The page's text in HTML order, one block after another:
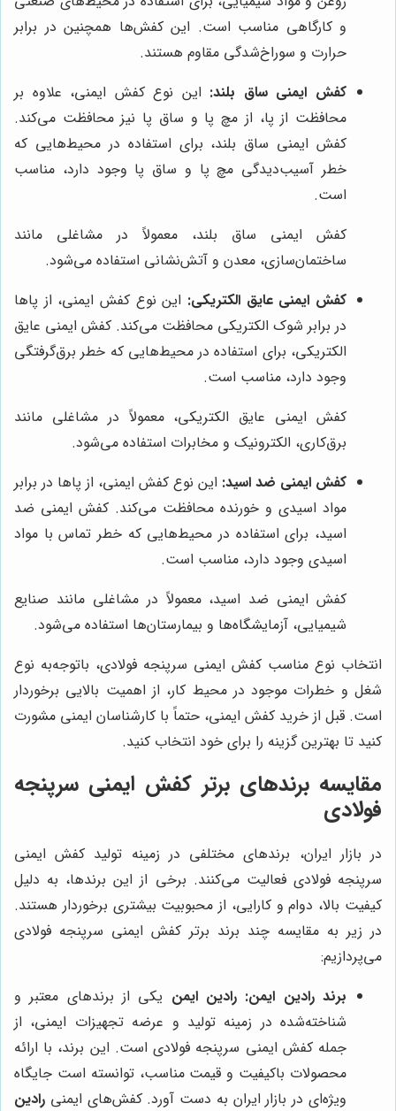
و کارگاهی مناسب است. این کفش‌ها همچنین در برابر
حرارت و سوراخ‌شدگی مقاوم هستند.
کفش ایمنی ساق بلند: این نوع کفش ایمنی، علاوه بر
محافظت از پا، از مچ پا و ساق پا نیز محافظت می‌کند.
کفش ایمنی ساق بلند، برای استفاده در محیط‌هایی که
خطر آسیب‌دیدگی مچ پا و ساق پا وجود دارد، مناسب
است.
کفش ایمنی ساق بلند، معمولاً در مشاغلی مانند
ساختمان‌سازی، معدن و آتش‌نشانی استفاده می‌شود.
کفش ایمنی عایق الکتریکی: این نوع کفش ایمنی، از پاها
در برابر شوک الکتریکی محافظت می‌کند. کفش ایمنی عایق
الکتریکی، برای استفاده در محیط‌هایی که خطر برق‌گرفتگی
وجود دارد، مناسب است.
کفش ایمنی عایق الکتریکی، معمولاً در مشاغلی مانند
برق‌کاری، الکترونیک و مخابرات استفاده می‌شود.
کفش ایمنی ضد اسید: این نوع کفش ایمنی، از پاها در برابر
مواد اسیدی و خورنده محافظت می‌کند. کفش ایمنی ضد
اسید، برای استفاده در محیط‌هایی که خطر تماس با مواد
اسیدی وجود دارد، مناسب است.
کفش ایمنی ضد اسید، معمولاً در مشاغلی مانند صنایع
شیمیایی، آزمایشگاه‌ها و بیمارستان‌ها استفاده می‌شود.
انتخاب نوع مناسب کفش ایمنی سرپنجه فولادی، باتوجه‌به نوع
شغل و خطرات موجود در محیط کار، از اهمیت بالایی برخوردار
است. قبل از خرید کفش ایمنی، حتماً با کارشناسان ایمنی مشورت
کنید تا بهترین گزینه را برای خود انتخاب کنید.
مقایسه برندهای برتر کفش ایمنی سرپنجه
فولادی
در بازار ایران، برندهای مختلفی در زمینه تولید کفش ایمنی
سرپنجه فولادی فعالیت می‌کنند. برخی از این برندها، به دلیل
کیفیت بالا، دوام و کارایی، از محبوبیت بیشتری برخوردار هستند.
در زیر به مقایسه چند برند برتر کفش ایمنی سرپنجه فولادی
می‌پردازیم:
برندرادین ایمن: رادین ایمن یکی از برندهای معتبر و
شناخته‌شده در زمینه تولید و عرضه تجهیزات ایمنی، از
جمله کفش ایمنی سرپنجه فولادی است. این برند، با ارائه
محصولات باکیفیت و قیمت مناسب، توانسته است جایگاه
ویژه‌ای در بازار ایران به دست آورد. کفش‌های ایمنی رادین